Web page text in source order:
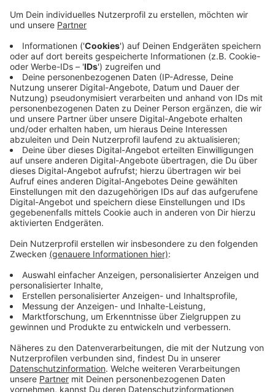
Landesregierung wenige Tage vor dem Ferienende im
bevölkerungsreichsten Bundesland. Ab dem 19. April
2021 soll der Unterricht an den Schulen dann – sofern
es das Infektionsgeschehen zulässt – wieder mit
Präsenzanteilen (Wechselunterricht) fortgesetzt
werden. "Die Durchführung des Präsenzunterrichts ab
diesem Zeitpunkt erfordert weiterhin unsere strengen
Vorgaben zur Hygiene und zum Infektionsschutz sowie
ein Fortschreiten des Impfens", erklärte Gebauer.
Anzeige
Für die Schüler der Abschlussklassen soll es in
Nordrhein-Westfalen auch nach den Osterferien
Präsenzunterricht in den Klassenräumen geben. Sie
seien vom Distanzunterricht ausgenommen, sagte
Gebauer am Donnerstag. Für die übrigen Jahrgänge
gelte der Distanzunterricht vorerst nur eine Woche
lang bis zum 16. April. Gebauer sagte, sie habe am
Mittwoch mit vielen Verbänden gesprochen. Die Sorge
bei Eltern, Schülern und Lehrern sei groß. Mediziner
hätten im Rahmen der Kultusministerkonferenz am
Donnerstag bestätigt, dass
das Infektionsgeschehen bei Kinder und Jugendlichen
zunehme. Aber: "Die Schulen sind keine Treiber der